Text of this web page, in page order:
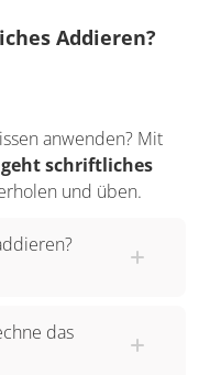
Addieren?
anwenden? Mit
schriftliches
und üben.
das